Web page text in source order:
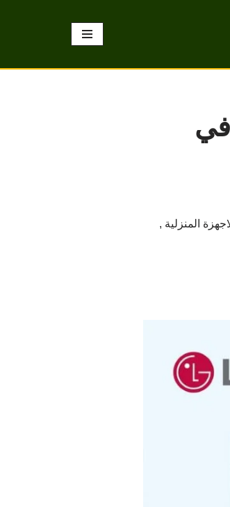
بلون الابيض وبسعر مميز ضمن تخفيضات اكسترا في السعودية لشتاء 2022 على الاجهزة المنزلية ,